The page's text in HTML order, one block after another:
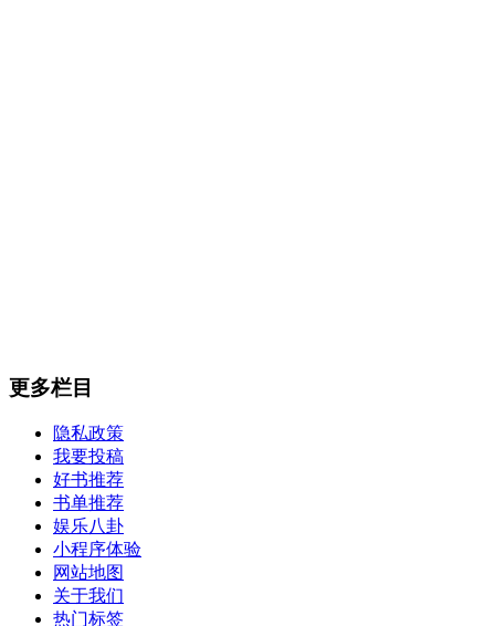
更多栏目
隐私政策
我要投稿
好书推荐
书单推荐
娱乐八卦
小程序体验
网站地图
关于我们
热门标签